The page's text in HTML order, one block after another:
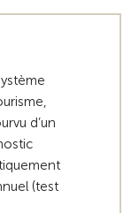
d’un
(test